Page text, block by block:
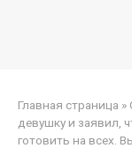
Главная страница »
девушку и заявил,
готовить на всех.